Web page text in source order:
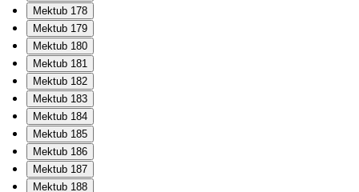
Mektub 178
Mektub 179
Mektub 180
Mektub 181
Mektub 182
Mektub 183
Mektub 184
Mektub 185
Mektub 186
Mektub 187
Mektub 188